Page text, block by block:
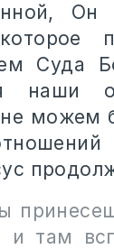
Он
Суда
наши
можем
и там